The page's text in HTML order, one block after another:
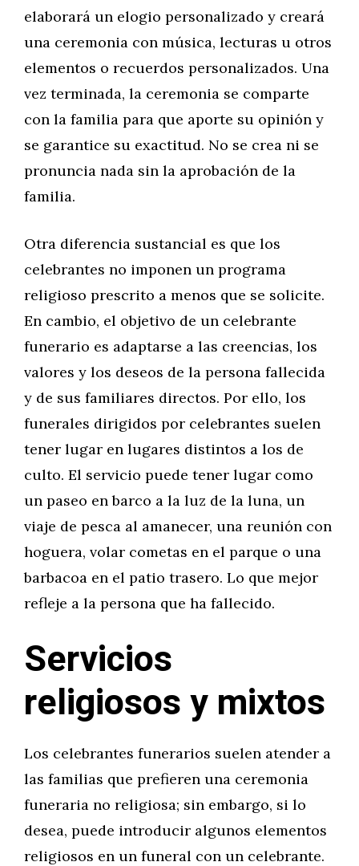
elaborará un elogio personalizado y creará
una ceremonia con música, lecturas u otros
elementos o recuerdos personalizados. Una
vez terminada, la ceremonia se comparte
con la familia para que aporte su opinión y
se garantice su exactitud. No se crea ni se
pronuncia nada sin la aprobación de la
familia.
Otra diferencia sustancial es que los
celebrantes no imponen un programa
religioso prescrito a menos que se solicite.
En cambio, el objetivo de un celebrante
funerario es adaptarse a las creencias, los
valores y los deseos de la persona fallecida
y de sus familiares directos. Por ello, los
funerales dirigidos por celebrantes suelen
tener lugar en lugares distintos a los de
culto. El servicio puede tener lugar como
un paseo en barco a la luz de la luna, un
viaje de pesca al amanecer, una reunión con
hoguera, volar cometas en el parque o una
barbacoa en el patio trasero. Lo que mejor
refleje a la persona que ha fallecido.
Servicios
religiosos y mixtos
Los celebrantes funerarios suelen atender a
las familias que prefieren una ceremonia
funeraria no religiosa; sin embargo, si lo
desea, puede introducir algunos elementos
religiosos en un funeral con un celebrante.